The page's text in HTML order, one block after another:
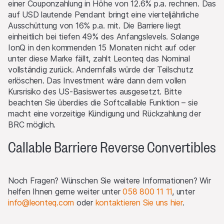
einer Couponzahlung in Höhe von 12.6% p.a. rechnen. Das
auf USD lautende Pendant bringt eine vierteljährliche
Ausschüttung von 16% p.a. mit. Die Barriere liegt
einheitlich bei tiefen 49% des Anfangslevels. Solange
IonQ in den kommenden 15 Monaten nicht auf oder
unter diese Marke fällt, zahlt Leonteq das Nominal
vollständig zurück. Andernfalls würde der Teilschutz
erlöschen. Das Investment wäre dann dem vollen
Kursrisiko des US-Basiswertes ausgesetzt. Bitte
beachten Sie überdies die Softcallable Funktion – sie
macht eine vorzeitige Kündigung und Rückzahlung der
BRC möglich.
Callable Barriere Reverse Convertibles
Noch Fragen? Wünschen Sie weitere Informationen? Wir
helfen Ihnen gerne weiter unter058 800 11 11, unter
info@leonteq.com oder kontaktieren Sie uns hier.
relevante Barrier Level, falls es einen solchen gibt, erreicht
wird.
Performance
Die vergangene Kursentwicklung ist keine Indikation oder
Garantie für die zukünftige Performance eines Produktes
oder Basiswertes. Der Wert von Anlagen kann Schwankungen
unterworfen sein, und die Anleger erhalten unter Umständen
nicht den gesamten investierten Betrag zurück. Auch
Wechselkursschwankungen könnten den Wert einer Anlage
steigern oder verringern.
Verkaufsrestriktionen
Es wurde/wird nichts unternommen, um ein öffentliches
zu erlauben, in denen Massnahmen hierzu erforderlich sind.
Hinsichtlich dessen kann jedes Angebot, jeder Verkauf oder
jede Lieferung der Produkte oder die Verbreitung oder